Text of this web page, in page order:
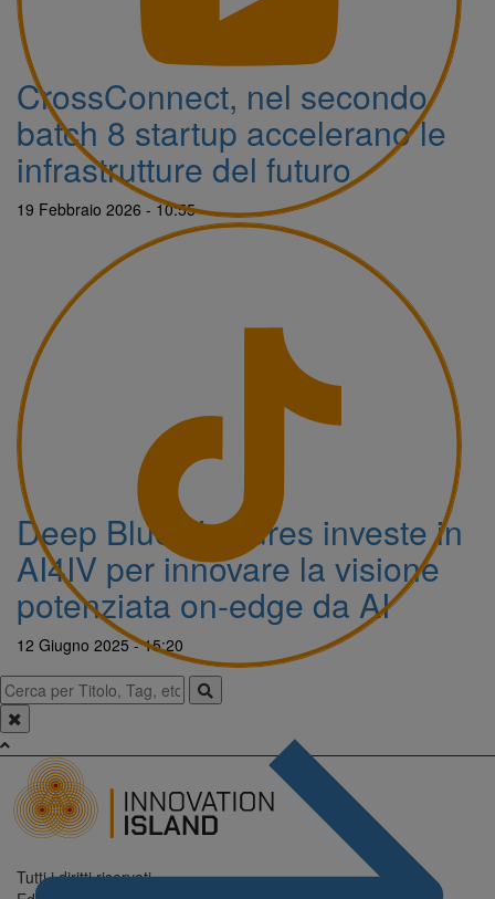
CrossConnect, nel secondo
batch 8 startup accelerano le
infrastrutture del futuro
19 Febbraio 2026 - 10:55
Deep Blue Ventures investe in
AI4IV per innovare la visione
potenziata on-edge da AI
12 Giugno 2025 - 15:20
Tutti i diritti riservati.